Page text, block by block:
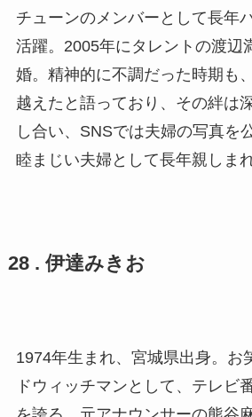
チューンのメンバーとして長年
活躍。2005年にタレントの渡辺
婚。精神的に不調だった時期も
越えたと語っており、その絆は
し合い、SNSでは夫婦の写真を
睦まじい夫婦として長年親しま
28 . 伊達みきお
1974年生まれ、宮城県出身。お
ドウィッチマンとして、テレビ